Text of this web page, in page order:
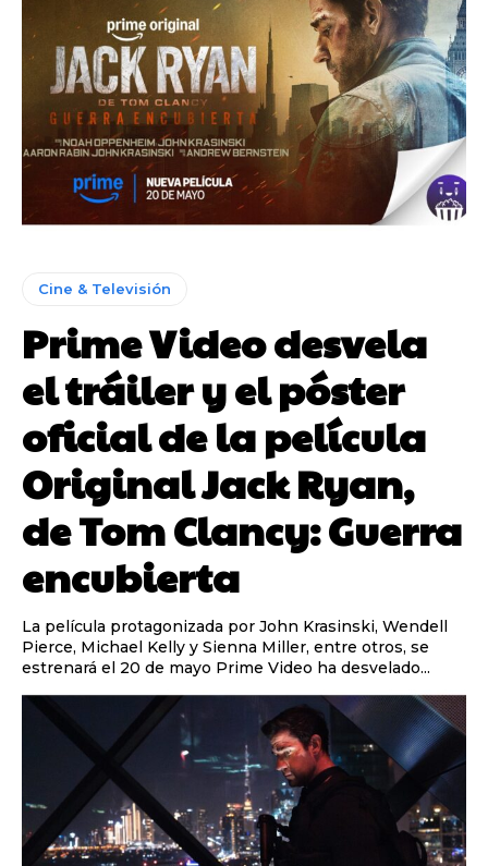
Cine & Televisión
Prime Video desvela
el tráiler y el póster
oficial de la película
Original Jack Ryan,
de Tom Clancy: Guerra
encubierta
La película protagonizada por John Krasinski, Wendell
Pierce, Michael Kelly y Sienna Miller, entre otros, se
estrenará el 20 de mayo Prime Video ha desvelado...